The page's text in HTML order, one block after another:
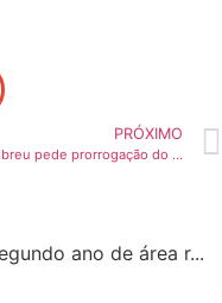
PRÓXIMO
Kátia Abreu pede prorrogação do prazo de inscrição em cadastro ambiental
ano de área r...